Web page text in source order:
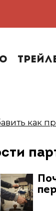
как